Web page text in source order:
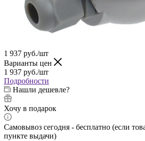
1 937 руб./шт
Варианты цен
1 937 руб./шт
Подробности
Нашли дешевле?
Хочу в подарок
Самовывоз сегодня - бесплатно (если
пункте выдачи)